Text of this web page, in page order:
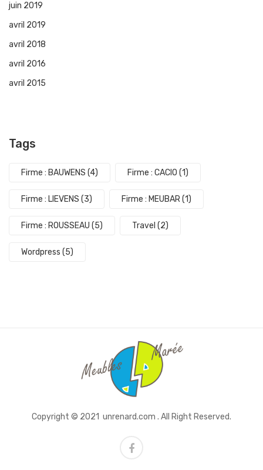
juin 2019
avril 2019
avril 2018
avril 2016
avril 2015
Tags
Firme : BAUWENS (4) Firme : CACIO (1)
Firme : LIEVENS (3) Firme : MEUBAR(1)
Firme : ROUSSEAU (5) Travel (2)
Wordpress (5)
Copyright © 2021 unrenard.com . All Right Reserved.